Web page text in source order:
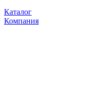
Каталог
Компания